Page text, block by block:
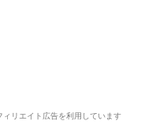
ィリエイト広告を利用しています